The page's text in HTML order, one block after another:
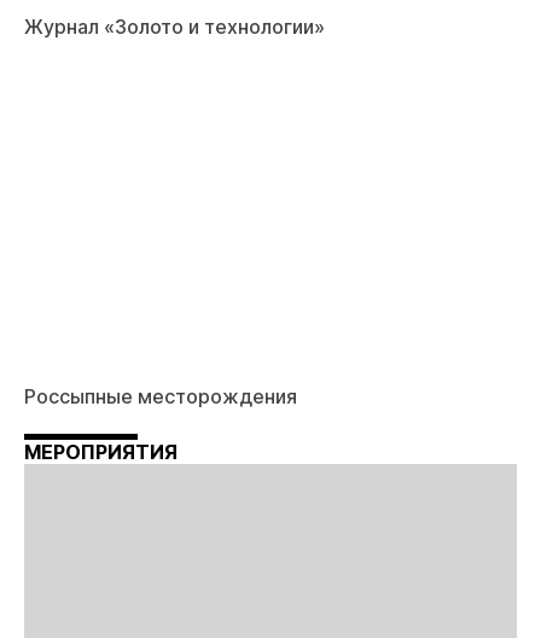
Журнал «Золото и технологии»
Россыпные месторождения
МЕРОПРИЯТИЯ